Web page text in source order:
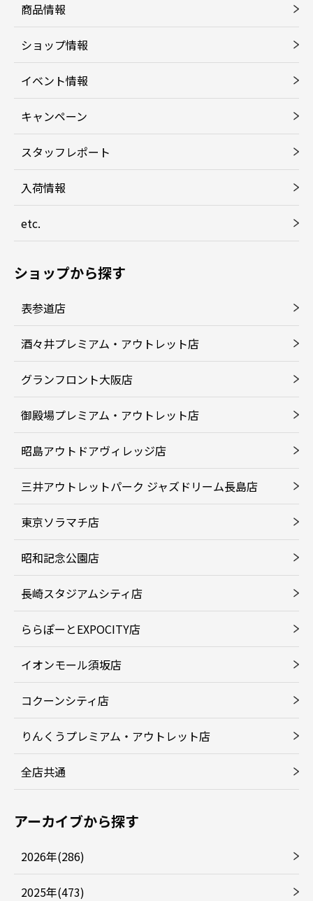
商品情報
ショップ情報
イベント情報
キャンペーン
スタッフレポート
入荷情報
etc.
ショップから探す
表参道店
酒々井プレミアム・アウトレット店
グランフロント大阪店
御殿場プレミアム・アウトレット店
昭島アウトドアヴィレッジ店
三井アウトレットパーク ジャズドリーム長島店
東京ソラマチ店
昭和記念公園店
長崎スタジアムシティ店
ららぽーとEXPOCITY店
イオンモール須坂店
コクーンシティ店
りんくうプレミアム・アウトレット店
全店共通
アーカイブから探す
2026年(286)
2025年(473)